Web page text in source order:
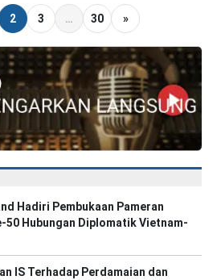
2 3 … 30 »
Hadiri Pembukaan Pameran
50 Hubungan Diplomatik Vietnam-
IS Terhadap Perdamaian dan